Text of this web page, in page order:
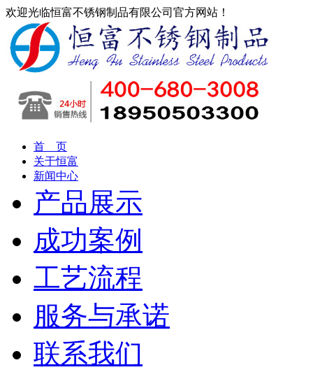
欢迎光临恒富不锈钢制品有限公司官方网站！
首 页
关于恒富
新闻中心
产品展示
成功案例
工艺流程
服务与承诺
联系我们